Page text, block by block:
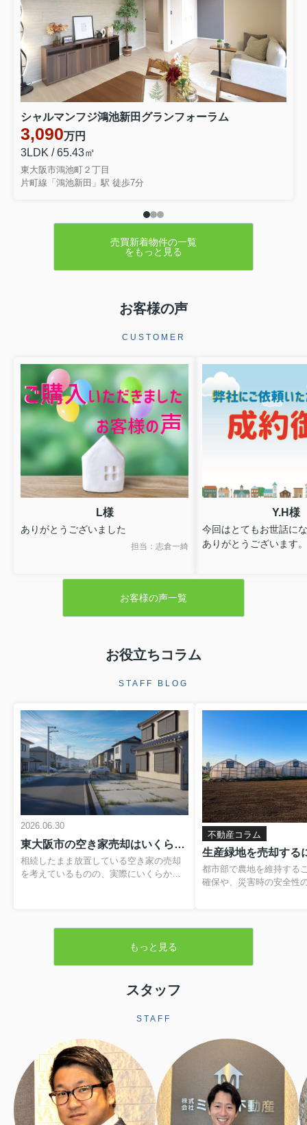
スをご契約いただきましたこの度はミ
ーツ不動産をいただき誠にありがとう
ございます。無事ご成約に至ることが
でき大変嬉しく思っております。リフ
ォームでお時間を頂き恐縮ではご...
2026.06.28
☆★☆成約御礼☆★☆
東大阪市大蓮南４丁目 中古一戸建を
足いただけるよう引きつづきしっ...
シャルマンフジ鴻池新田グランフォーラム
3,090万円
3LDK / 65.43㎡
東大阪市鴻池町２丁目
片町線「鴻池新田」駅 徒歩7分
売買新着物件の一覧
をもっと見る
お客様の声
CUSTOMER
L様
ありがとうございました
担当：志倉一綺
Y.H様
今回はとてもお世話に
ありがとうございます。
お客様の声一覧
お役立ちコラム
STAFF BLOG
2026.06.30
東大阪市の空き家売却はいくらかかる？費用や税金の内訳と負担を抑える方法
相続したまま放置している空き家の売却
を考えているものの、実際にいくらかか
重なると、最終的に手元に残る金額のイ
譲渡所得税や住民税といった税金、空き
家の譲渡所得の3,000万円特別控除といっ
ておくことが大切です。この記事では、
やすい費用や税金の基本から、解体費補
法まで、順を追って分かりやすく解説し
ます。読み進めていただくことで、おお
よその手取り額の考...
不動産コラム
都市部で農地を維持する
確保や、災害時の安全性
ことで、農業以外の用途
されますが、その一方で
地並みの評価となり、税
ます。また、相続税に...
もっと見る
スタッフ
STAFF